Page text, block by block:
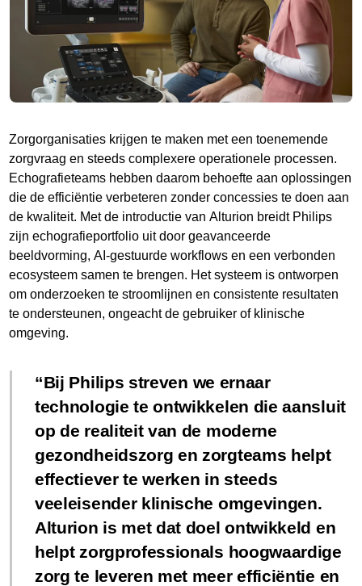
Zorgorganisaties krijgen te maken met een toenemende
zorgvraag en steeds complexere operationele processen.
Echografieteams hebben daarom behoefte aan oplossingen
die de efficiëntie verbeteren zonder concessies te doen aan
de kwaliteit. Met de introductie van Alturion breidt Philips
zijn echografieportfolio uit door geavanceerde
beeldvorming, AI-gestuurde workflows en een verbonden
ecosysteem samen te brengen. Het systeem is ontworpen
om onderzoeken te stroomlijnen en consistente resultaten
te ondersteunen, ongeacht de gebruiker of klinische
omgeving.
Bij Philips streven we ernaar
technologie te ontwikkelen die aansluit
op de realiteit van de moderne
gezondheidszorg en zorgteams helpt
effectiever te werken in steeds
veeleisender klinische omgevingen.
Alturion is met dat doel ontwikkeld en
helpt zorgprofessionals hoogwaardige
zorg te leveren met meer efficiëntie en